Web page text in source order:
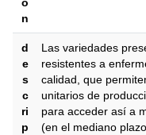
n
d
e
s
c
ri
p
Las variedades
resistentes a
calidad, que
unitarios de
para acceder así a
(en el mediano